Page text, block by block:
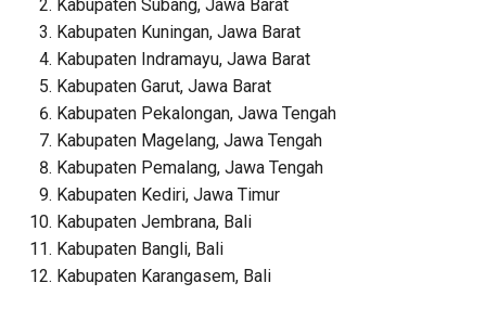
Kabupaten Subang, Jawa Barat
Kabupaten Kuningan, Jawa Barat
Kabupaten Indramayu, Jawa Barat
Kabupaten Garut, Jawa Barat
Kabupaten Pekalongan, Jawa Tengah
Kabupaten Magelang, Jawa Tengah
Kabupaten Pemalang, Jawa Tengah
Kabupaten Kediri, Jawa Timur
Kabupaten Jembrana, Bali
Kabupaten Bangli, Bali
Kabupaten Karangasem, Bali